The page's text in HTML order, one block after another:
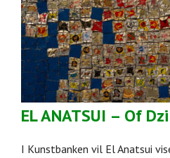
EL ANATSUI – Of Dzi
I Kunstbanken vil El Anatsui